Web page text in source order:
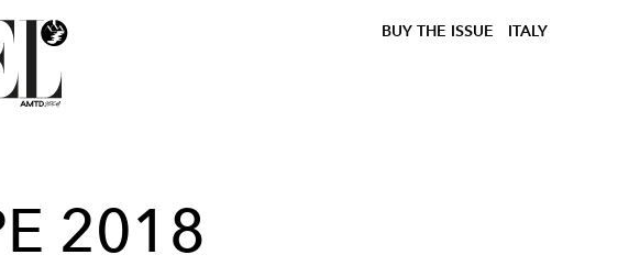
BUY THE ISSUE ITALY
2018